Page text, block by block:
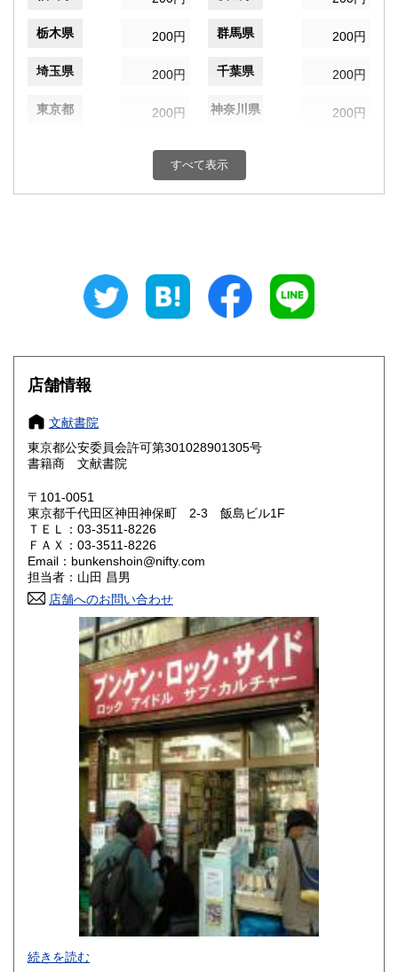
栃木県 200円 群馬県 200円
埼玉県 200円 千葉県 200円
東京都 200円 神奈川県 200円
200円 富山県
200円 三重県
大阪府
奈良県
鳥取県 200円 島根県
岡山県
山口県 200円
香川県 200円
高知県 200円
200円 長崎県
200円 大分県
200円 鹿児島県
200円
すべて表示
店舗情報
文献書院
東京都公安委員会許可第301028901305号
書籍商 文献書院
〒101-0051
東京都千代田区神田神保町 2-3 飯島ビル1F
ＴＥＬ：03-3511-8226
ＦＡＸ：03-3511-8226
Email：bunkenshoin@nifty.com
担当者：山田 昌男
店舗へのお問い合わせ
-
続きを読む